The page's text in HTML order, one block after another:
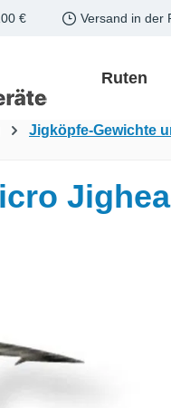
€ Versand in der
Ruten
Jigköpfe-Gewichte